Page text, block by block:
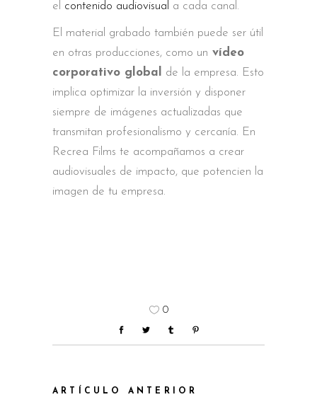
el contenido audiovisual a cada canal.
El material grabado también puede ser útil
en otras producciones, como un vídeo
corporativo global de la empresa. Esto
implica optimizar la inversión y disponer
siempre de imágenes actualizadas que
transmitan profesionalismo y cercanía. En
Recrea Films te acompañamos a crear
audiovisuales de impacto, que potencien la
imagen de tu empresa.
0
ARTÍCULO ANTERIOR